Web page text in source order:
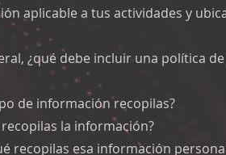
aplicable a tus actividades y
¿qué debe incluir una política
de información recopilas?
recopilas la información?
recopilas esa información